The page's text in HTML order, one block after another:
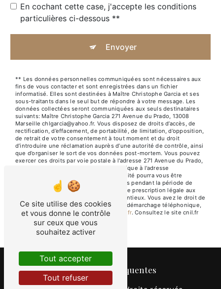
En cochant cette case, j'accepte les conditions
particulières ci-dessous **
Envoyer
** Les données personnelles communiquées sont nécessaires aux
fins de vous contacter et sont enregistrées dans un fichier
informatisé. Elles sont destinées à Maître Christophe Garcia et ses
sous-traitants dans le seul but de répondre à votre message. Les
données collectées seront communiquées aux seuls destinataires
suivants: Maître Christophe Garcia 271 Avenue du Prado, 13008
Marseille chlgarcia@yahoo.fr. Vous disposez de droits d’accès, de
rectification, d’effacement, de portabilité, de limitation, d’opposition,
de retrait de votre consentement à tout moment et du droit
d’introduire une réclamation auprès d’une autorité de contrôle, ainsi
que d’organiser le sort de vos données post-mortem. Vous pouvez
exercer ces droits par voie postale à l'adresse 271 Avenue du Prado,
13008 Marseille ou par courrier électronique à l'adresse
chlgarcia@yahoo.fr. Un justificatif d'identité pourra vous être
demandé. Nous conservons vos données pendant la période de
prise de contact puis pendant la durée de prescription légale aux
fins probatoires et de gestion des contentieux. Vous avez le droit de
vous inscrire sur la liste d'opposition au démarchage téléphonique,
disponible à cette adresse:Bloctel.gouv.fr. Consultez le site cnil.fr
pour plus d’informations sur vos droits.
Recherches fréquentes
Ce site utilise des cookies
et vous donne le contrôle
sur ceux que vous
souhaitez activer
Tout accepter
Tout refuser